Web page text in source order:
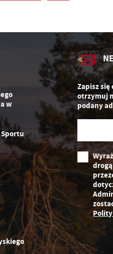
w
Zapisz
otrzymuj
podany